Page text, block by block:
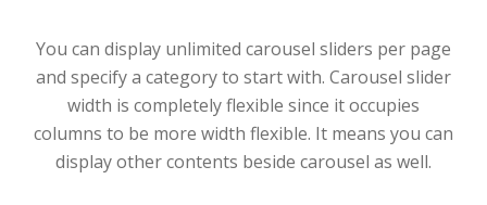
You can display unlimited carousel sliders per page
and specify a category to start with. Carousel slider
width is completely flexible since it occupies
columns to be more width flexible. It means you can
display other contents beside carousel as well.